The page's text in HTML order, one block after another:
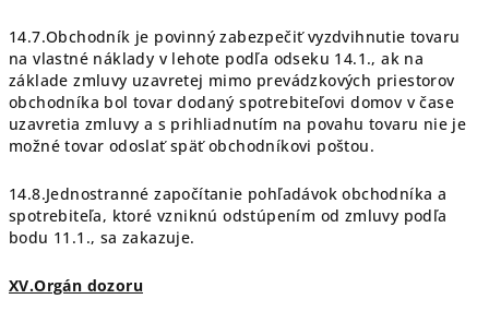
14.7.Obchodník je povinný zabezpečiť vyzdvihnutie tovaru
na vlastné náklady v lehote podľa odseku 14.1., ak na
základe zmluvy uzavretej mimo prevádzkových priestorov
obchodníka bol tovar dodaný spotrebiteľovi domov v čase
uzavretia zmluvy a s prihliadnutím na povahu tovaru nie je
možné tovar odoslať späť obchodníkovi poštou.
14.8.Jednostranné započítanie pohľadávok obchodníka a
spotrebiteľa, ktoré vzniknú odstúpením od zmluvy podľa
bodu 11.1., sa zakazuje.
XV.Orgán dozoru